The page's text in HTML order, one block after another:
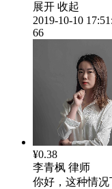
展开 收起
2019-10-10
66
¥0.38
李青枫 律师
你好，这种情